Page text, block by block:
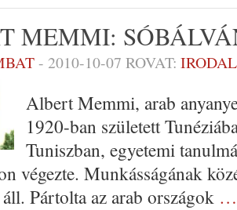
MEMMI:
- 2010-10-07 ROVAT:
Albert Memmi, arab
1920-ban született
Tuniszban, egyetemi
végezte. Munkásságának
Pártolta az arab országok …